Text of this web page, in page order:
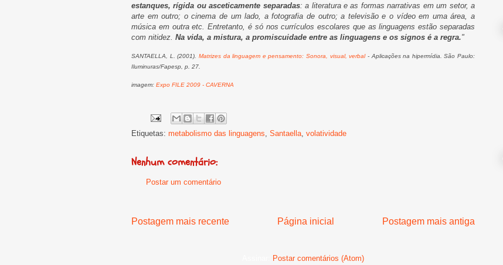
estanques, rígida ou asceticamente separadas: a literatura e as formas narrativas em um setor, a
arte em outro; o cinema de um lado, a fotografia de outro; a televisão e o vídeo em uma área, a
música em outra etc. Entretanto, é só nos currículos escolares que as linguagens estão separadas
com nitidez. Na vida, a mistura, a promiscuidade entre as linguagens e os signos é a regra."
SANTAELLA, L. (2001). Matrizes da linguagem e pensamento: Sonora, visual, verbal- Aplicações na hipermídia. São Paulo:
Iluminuras/Fapesp, p. 27.
imagem: Expo FILE 2009 - CAVERNA
Etiquetas: metabolismo das linguagens, Santaella, volatividade
Nenhum comentário:
Postar um comentário
Postagem mais recente Postagem mais antiga
Página inicial
Postar comentários (Atom)